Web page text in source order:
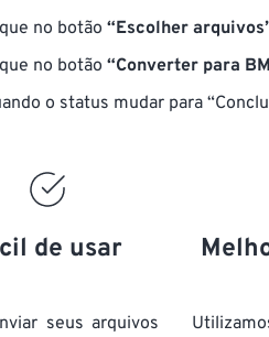
no botão “Escolher
no botão “Converter para
o status mudar para
de usar
seus arquivos